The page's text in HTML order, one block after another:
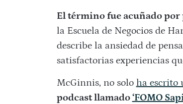
El término fue acuñado
la Escuela de Negocios de
describe la ansiedad de
satisfactorias experiencias
McGinnis, no solo ha escrito
podcast llamado‘FOMO